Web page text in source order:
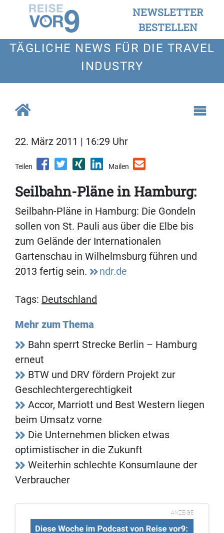
NEWSLETTER
BESTELLEN
TÄGLICHE NEWS FÜR DIE TRAVEL
INDUSTRY
22. März 2011 | 16:29 Uhr
Teilen Mailen
Seilbahn-Pläne in Hamburg:
Seilbahn-Pläne in Hamburg: Die Gondeln
sollen von St. Pauli aus über die Elbe bis
zum Gelände der Internationalen
Gartenschau in Wilhelmsburg führen und
2013 fertig sein.
ndr.de
Tags: Deutschland
Mehr zum Thema
Bahn sperrt Strecke Berlin – Hamburg
erneut
BTW und DRV fördern Projekt zur
Geschlechtergerechtigkeit
Accor, Marriott und Best Western liegen
beim Umsatz vorne
Die Unternehmen blicken etwas
optimistischer in die Zukunft
Weiterhin schlechte Konsumlaune der
Verbraucher
ANZEIGE